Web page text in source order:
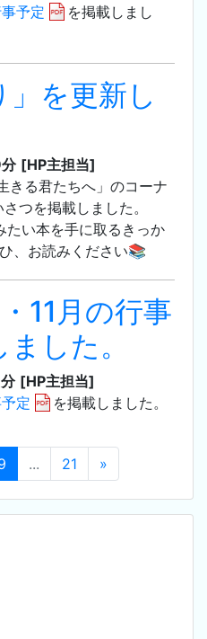
予定
を掲載しまし
」を更新し
[HP主担当]
きる君たちへ」のコーナ
つを掲載しました。
い本を手に取るきっか
、お読みください📚
11月の行事
した。
[HP主担当]
定
を掲載しました。
... 21 »